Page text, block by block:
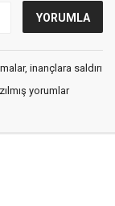
inançlara saldırı
yorumlar